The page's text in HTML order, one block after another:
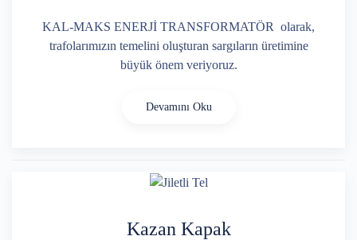
KAL-MAKS ENERJİ TRANSFORMATÖR olarak,
trafolarımızın temelini oluşturan sargıların üretimine
büyük önem veriyoruz.
Devamını Oku
Kazan Kapak